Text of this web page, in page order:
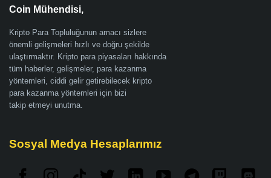
Coin Mühendisi,
Kripto Para Topluluğunun amacı sizlere
önemli gelişmeleri hızlı ve doğru şekilde
ulaştırmaktır. Kripto para piyasaları hakkında
tüm haberler, gelişmeler, para kazanma
yöntemleri, ciddi gelir getirebilecek kripto
para kazanma yöntemleri için bizi
takip etmeyi unutma.
Sosyal Medya Hesaplarımız